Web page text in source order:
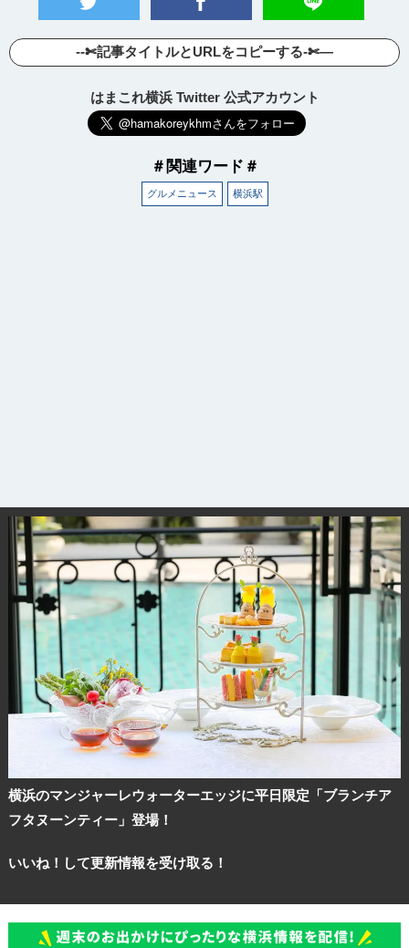
--✄記事タイトルとURLをコピーする-✄—
はまこれ横浜 Twitter 公式アカウント
＃関連ワード＃
グルメニュース 横浜駅
横浜のマンジャーレウォーターエッジに平日限定「ブランチア
フタヌーンティー」登場！
いいね！して更新情報を受け取る！